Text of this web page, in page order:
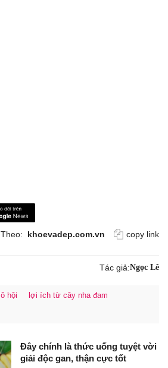
Theo: khoevadep.com.vn copy link
Tác giả:Ngọc Lê
lô hội
lợi ích từ cây nha đam
Đây chính là thức uống tuyệt vời
giải độc gan, thận cực tốt